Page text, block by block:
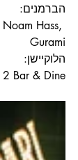
הברמנים:
Hass,
Gurami
הלוקיישן:
Bar & Dine